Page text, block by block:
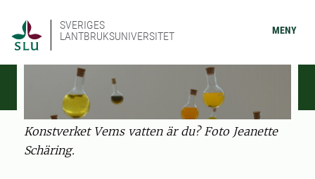
SVERIGES
LANTBRUKSUNIVERSITET
MENY
Konstverket Vems vatten är du? Foto Jeanette
Schäring.